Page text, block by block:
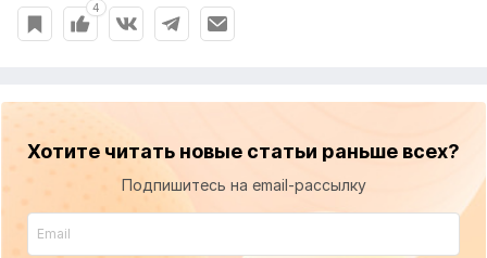
4
Хотите читать новые статьи раньше всех?
Подпишитесь на email-рассылку